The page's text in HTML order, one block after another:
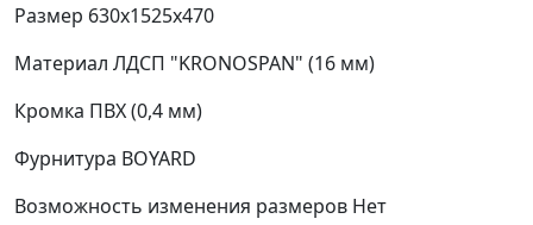
Размер 630х1525х470
Материал ЛДСП "KRONOSPAN" (16 мм)
Кромка ПВХ (0,4 мм)
Фурнитура BOYARD
Возможность изменения размеров Нет